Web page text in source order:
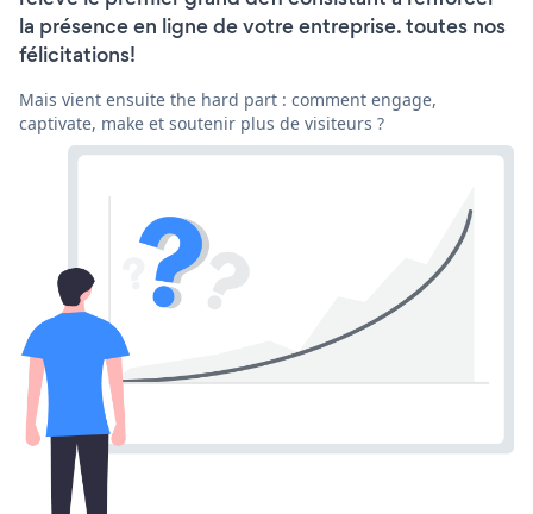
la présence en ligne de votre entreprise. toutes nos
félicitations!
Mais vient ensuite the hard part : comment engage,
captivate, make et soutenir plus de visiteurs ?